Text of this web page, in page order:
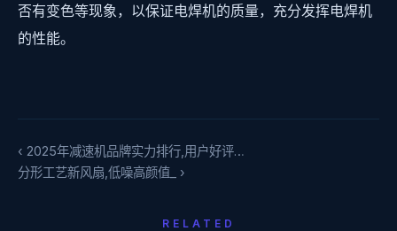
否有变色等现象，以保证电焊机的质量，充分发挥电焊机
的性能。
‹ 2025年减速机品牌实力排行,用户好评…
分形工艺新风扇,低噪高颜值_ ›
RELATED